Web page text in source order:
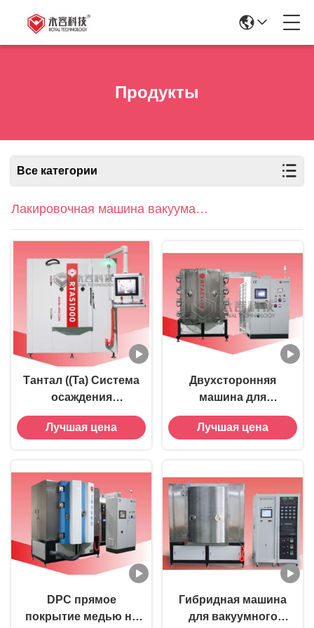
Продукты
Все категории
Лакировочная машина вакуума
PVD
Тантал ((Ta) Система
осаждения
магнитронным
распылением
Лучшая цена
Двухсторонняя
машина для
покрытия
стеклоизделий TiN
Лучшая цена
DPC прямое
покрытие медью на
Гибридная машина
для вакуумного